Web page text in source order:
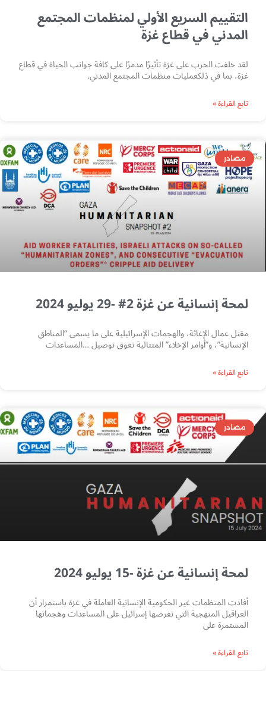
التقييم السريع الأولي لمنظمات المجتمع
المدني في قطاع غزة
لقد خلفت الحرب على غزة تأثيرًا مدمرًا على كافة جوانب الحياة في قطاع
غزة، بما في ذلكعمليات منظمات المجتمع المدني.
تابع القراءة »
مصادر
لمحة إنسانية عن غزة 2# -29 يوليو 2024
مقتل عمال الإغاثة، والهجمات الإسرائيلية على ما يسمى “المناطق
الإنسانية”، و”أوامر الإخلاء” المتتالية تعوق توصيل …المساعدات
تابع القراءة »
مصادر
لمحة إنسانية عن غزة -15 يوليو 2024
أفادت المنظمات غير الحكومية الإنسانية العاملة في غزة باستمرار أن
العراقيل المنهجية التي تفرضها إسرائيل على المساعدات وهجماتها
المستمرة على
تابع القراءة »